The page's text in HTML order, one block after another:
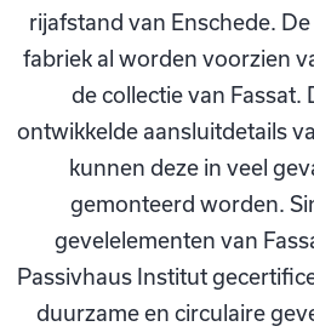
rijafstand van Enschede.
fabriek al worden voorzien
de collectie van
ontwikkelde aansluitdetails
kunnen deze in veel
gemonteerd worden.
gevelelementen van
Passivhaus Institut
duurzame en circulaire